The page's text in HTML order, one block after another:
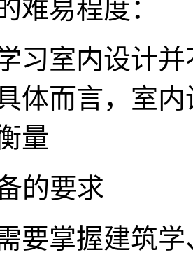
难易程度：
习室内设计
体而言，室
量
的要求
要掌握建筑